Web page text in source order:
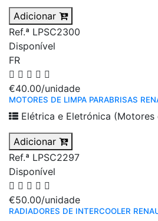
Adicionar
Ref.ª LPSC2300
Disponível
FR
€40.00/unidade
MOTORES DE LIMPA PARABRISAS
Elétrica e Eletrónica (Motores
Adicionar
Ref.ª LPSC2297
Disponível
€50.00/unidade
RADIADORES DE INTERCOOLER